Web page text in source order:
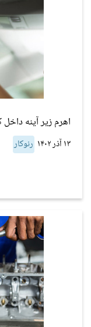
اهرم زیر آینه
۱۳ آذر ۱۴۰۲ رنوکار